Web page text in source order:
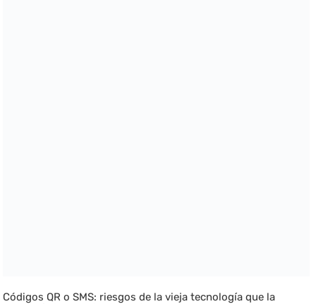
Códigos QR o SMS: riesgos de la vieja tecnología que la